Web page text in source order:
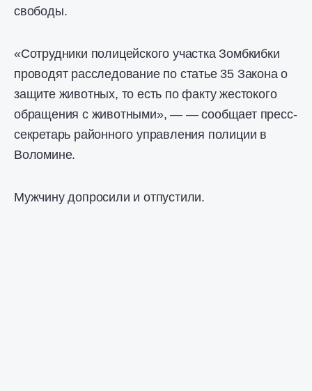
свободы.
«Сотрудники полицейского участка Зомбкибки
проводят расследование по статье 35 Закона о
защите животных, то есть по факту жестокого
обращения с животными», — — сообщает пресс-
секретарь районного управления полиции в
Воломине.
Мужчину допросили и отпустили.